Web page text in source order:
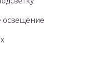
освещение